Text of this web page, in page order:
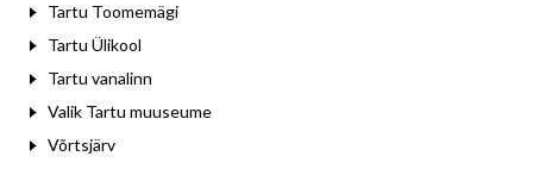
Tartu Toomemägi
Tartu Ülikool
Tartu vanalinn
Valik Tartu muuseume
Võrtsjärv